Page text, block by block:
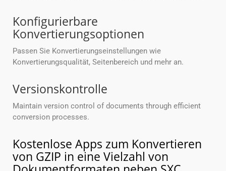
Konfigurierbare
Konvertierungsoptionen
Passen Sie Konvertierungseinstellungen wie
Konvertierungsqualität, Seitenbereich und mehr an.
Versionskontrolle
Maintain version control of documents through efficient
conversion processes.
Kostenlose Apps zum Konvertieren
von GZIP in eine Vielzahl von